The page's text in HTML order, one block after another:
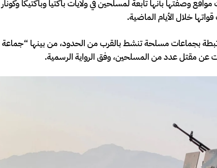
وصفتها بأنها تابعة لمسلحين في ولايات باكتيا وباكتيكا
خلال الأيام الماضية.
بجماعات مسلحة تنشط بالقرب من الحدود، من بينها “جماعة
عن مقتل عدد من المسلحين، وفق الرواية الرسمية.